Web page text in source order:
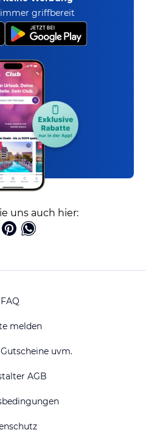
griffbereit
uns auch hier:
FAQ
melden
uvm.
AGB